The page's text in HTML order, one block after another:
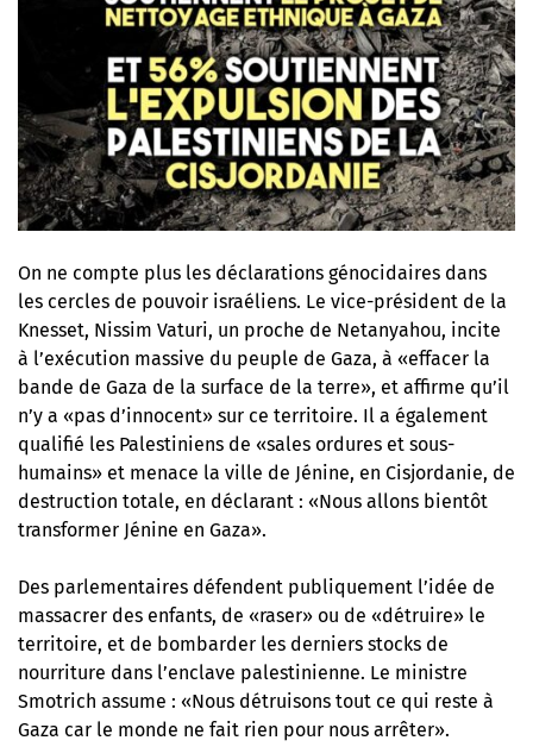
On ne compte plus les déclarations génocidaires dans
les cercles de pouvoir israéliens. Le vice-président de la
Knesset, Nissim Vaturi, un proche de Netanyahou, incite
à l’exécution massive du peuple de Gaza, à «effacer la
bande de Gaza de la surface de la terre», et affirme qu’il
n’y a «pas d’innocent» sur ce territoire. Il a également
qualifié les Palestiniens de «sales ordures et sous-
humains» et menace la ville de Jénine, en Cisjordanie, de
destruction totale, en déclarant : «Nous allons bientôt
transformer Jénine en Gaza».
Des parlementaires défendent publiquement l’idée de
massacrer des enfants, de «raser» ou de «détruire» le
territoire, et de bombarder les derniers stocks de
nourriture dans l’enclave palestinienne. Le ministre
Smotrich assume : «Nous détruisons tout ce qui reste à
Gaza car le monde ne fait rien pour nous arrêter».